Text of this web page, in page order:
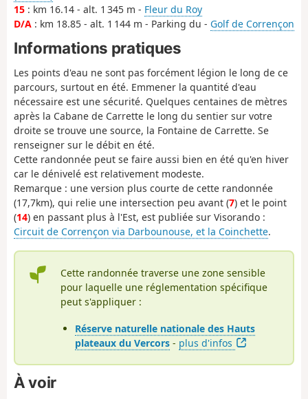
15 : km 16.14 - alt. 1 345 m - Fleur du Roy
D/A : km 18.85 - alt. 1 144 m - Parking du - Golf de Corrençon
Informations pratiques
Les points d'eau ne sont pas forcément légion le long de ce
parcours, surtout en été. Emmener la quantité d'eau
nécessaire est une sécurité. Quelques centaines de mètres
après la Cabane de Carrette le long du sentier sur votre
droite se trouve une source, la Fontaine de Carrette. Se
renseigner sur le débit en été.
Cette randonnée peut se faire aussi bien en été qu'en hiver
car le dénivelé est relativement modeste.
Remarque : une version plus courte de cette randonnée
(17,7km), qui relie une intersection peu avant (7) et le point
(14) en passant plus à l'Est, est publiée sur Visorando :
Circuit de Corrençon via Darbounouse, et la Coinchette.
Cette randonnée traverse une zone sensible
pour laquelle une réglementation spécifique
peut s'appliquer :
Réserve naturelle nationale des Hauts
plateaux du Vercors - plus d'infos
À voir